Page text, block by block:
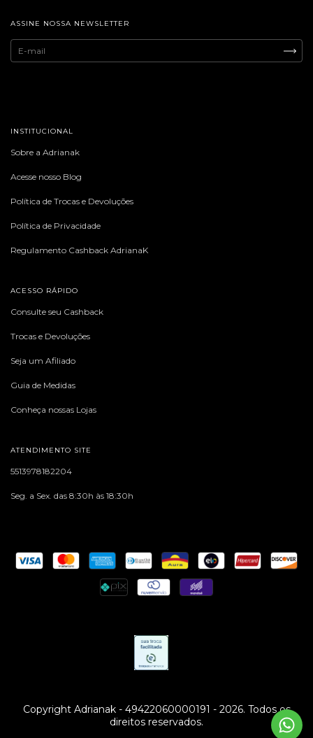
ASSINE NOSSA NEWSLETTER
INSTITUCIONAL
Sobre a Adrianak
Acesse nosso Blog
Política de Trocas e Devoluções
Política de Privacidade
Regulamento Cashback AdrianaK
ACESSO RÁPIDO
Consulte seu Cashback
Trocas e Devoluções
Seja um Afiliado
Guia de Medidas
Conheça nossas Lojas
ATENDIMENTO SITE
5513978182204
Seg. a Sex. das 8:30h às 18:30h
Copyright Adrianak - 49422060000191 - 2026. Todos os
direitos reservados.